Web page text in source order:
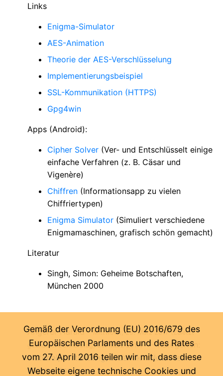
Links
Enigma-Simulator
AES-Animation
Theorie der AES-Verschlüsselung
Implementierungsbeispiel
SSL-Kommunikation (HTTPS)
Gpg4win
Apps (Android):
Cipher Solver (Ver- und Entschlüsselt einige
einfache Verfahren (z. B. Cäsar und
Vigenère)
Chiffren (Informationsapp zu vielen
Chiffriertypen)
Enigma Simulator (Simuliert verschiedene
Enigmamaschinen, grafisch schön gemacht)
Literatur
Singh, Simon: Geheime Botschaften,
München 2000
Angerer Harald- Mittwoch, 29. März 2017(Zuletzt
geändert: Donnerstag, 30. März 2017)- - Kategorien:
Material Fortbildung Didaktik-Noch kein
Kommentar ...
Gemäß der Verordnung (EU) 2016/679 des
Europäischen Parlaments und des Rates
vom 27. April 2016 teilen wir mit, dass diese
Webseite eigene technische Cookies und